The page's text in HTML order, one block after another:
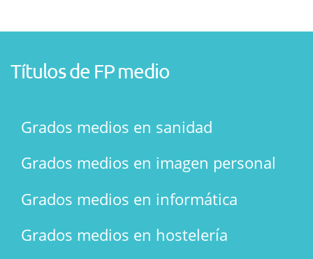
Títulos de FP medio
Grados medios en sanidad
Grados medios en imagen personal
Grados medios en informática
Grados medios en hostelería